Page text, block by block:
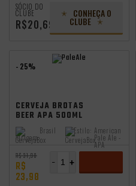
SÓCIO DO
CLUBE
R$20,69
CONHEÇA O
CLUBE
- 25%
CERVEJA BROTAS
BEER APA 500ML
Origem:
Brasil Estilo: American
Pale Ale -
APA
R$ 31,98
R$
23,98
+
-